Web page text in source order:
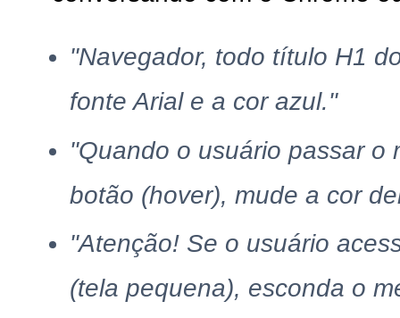
"Navegador, todo título H1
fonte Arial e a cor azul."
"Quando o usuário passar o
botão (hover), mude a cor
"Atenção! Se o usuário
(tela pequena), esconda o